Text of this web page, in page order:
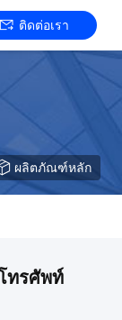
ติดต่อเรา
ผลิตภัณฑ์หลัก
ทรศัพท์